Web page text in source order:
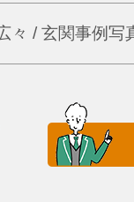
々 / 玄関事例写